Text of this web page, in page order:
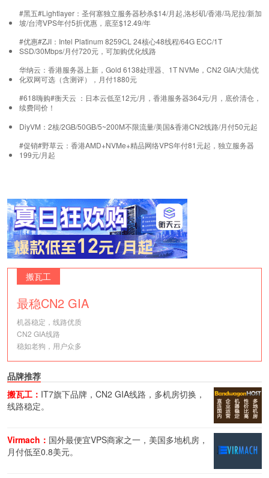
#黑五#Lightlayer：圣何塞独立服务器秒杀$14/月起,洛杉矶/香港/马尼拉/新加
坡/台湾VPS年付5折优惠，底至$12.49/年
#优惠#ZJI：Intel Platinum 8259CL 24核心48线程/64G ECC/1T
SSD/30Mbps/月付720元，可加购优化线路
华纳云：香港服务器上新，Gold 6138处理器、1T NVMe，CN2 GIA/大陆优
化双网可选（含测评），月付1880元
#618嗨购#衡天云 ：日本云低至12元/月，香港服务器364元/月，底价清仓，
续费同价！
DiyVM：2核/2GB/50GB/5~200M不限流量/美国&香港CN2线路/月付50元起
#促销#野草云：香港AMD+NVMe+精品网络VPS年付81元起，独立服务器
199元/月起
搬瓦工
最稳CN2 GIA
机器稳定，线路优质
CN2 GIA线路
稳如老狗，用户众多
品牌推荐
搬瓦工： IT7旗下品牌，CN2 GIA线路，多机房切换，
线路稳定。
Virmach： 国外最便宜VPS商家之一，美国多地机房，
月付低至0.8美元。